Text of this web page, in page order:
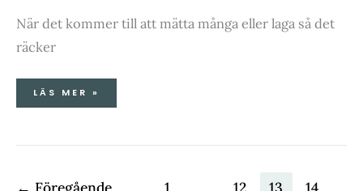
När det kommer till att mätta många eller laga så det
räcker
LÄS MER »
← Föregående 1 12 13 14